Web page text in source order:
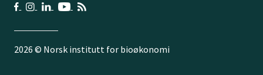
2026 © Norsk institutt for bioøkonomi